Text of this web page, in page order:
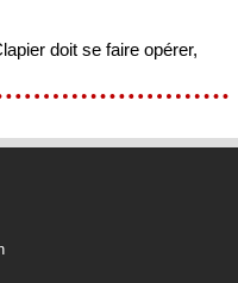
doit se faire opérer,